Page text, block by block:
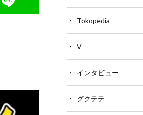
Tokopedia
V
インタビュー
グクテテ